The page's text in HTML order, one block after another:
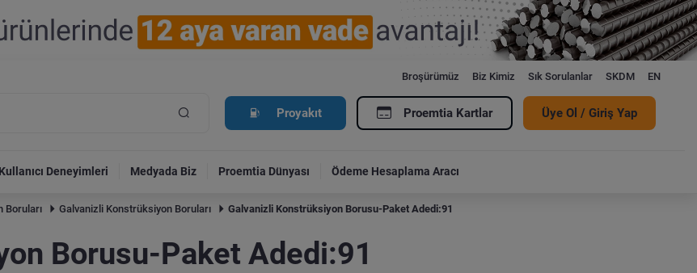
Broşürümüz Biz Kimiz Sık Sorulanlar SKDM EN
Proyakıt Proemtia Kartlar Üye Ol / Giriş Yap
Kullanıcı Deneyimleri Medyada Biz Proemtia Dünyası Ödeme Hesaplama Aracı
Boruları Galvanizli Konstrüksiyon Boruları Galvanizli Konstrüksiyon Borusu-Paket Adedi:91
Borusu-Paket Adedi:91